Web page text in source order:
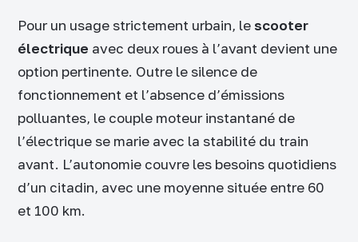
Pour un usage strictement urbain, lescooter
électrique avec deux roues à l’avant devient une
option pertinente. Outre le silence de
fonctionnement et l’absence d’émissions
polluantes, le couple moteur instantané de
l’électrique se marie avec la stabilité du train
avant. L’autonomie couvre les besoins quotidiens
d’un citadin, avec une moyenne située entre 60
et 100 km.